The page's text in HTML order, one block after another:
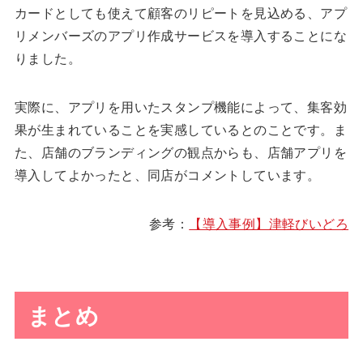
カードとしても使えて顧客のリピートを見込める、アプ
リメンバーズのアプリ作成サービスを導入することにな
りました。
実際に、アプリを用いたスタンプ機能によって、集客効
果が生まれていることを実感しているとのことです。ま
た、店舗のブランディングの観点からも、店舗アプリを
導入してよかったと、同店がコメントしています。
参考： 【導入事例】津軽びいどろ
まとめ